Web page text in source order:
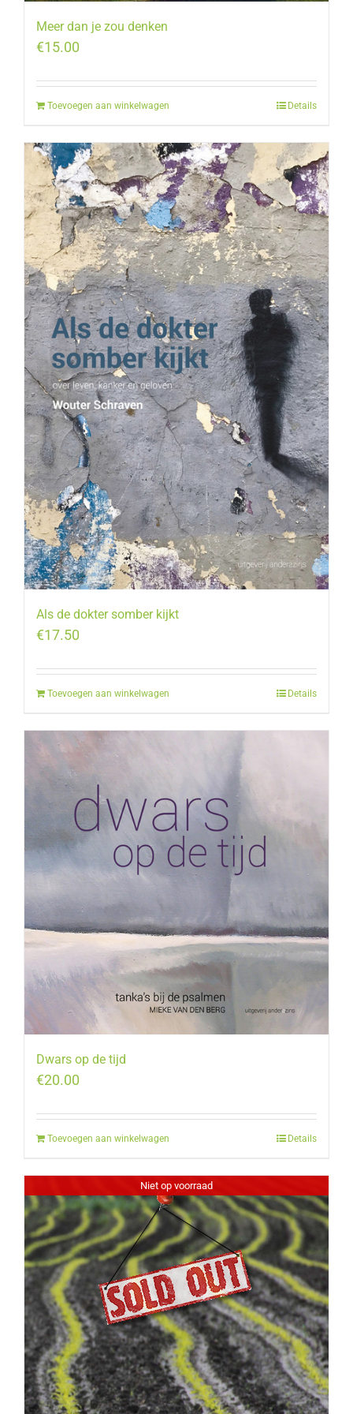
Meer dan je zou denken
€15.00
Toevoegen aan winkelwagen Details
Als de dokter somber kijkt
€17.50
Toevoegen aan winkelwagen Details
Dwars op de tijd
€20.00
Toevoegen aan winkelwagen Details
Niet op voorraad